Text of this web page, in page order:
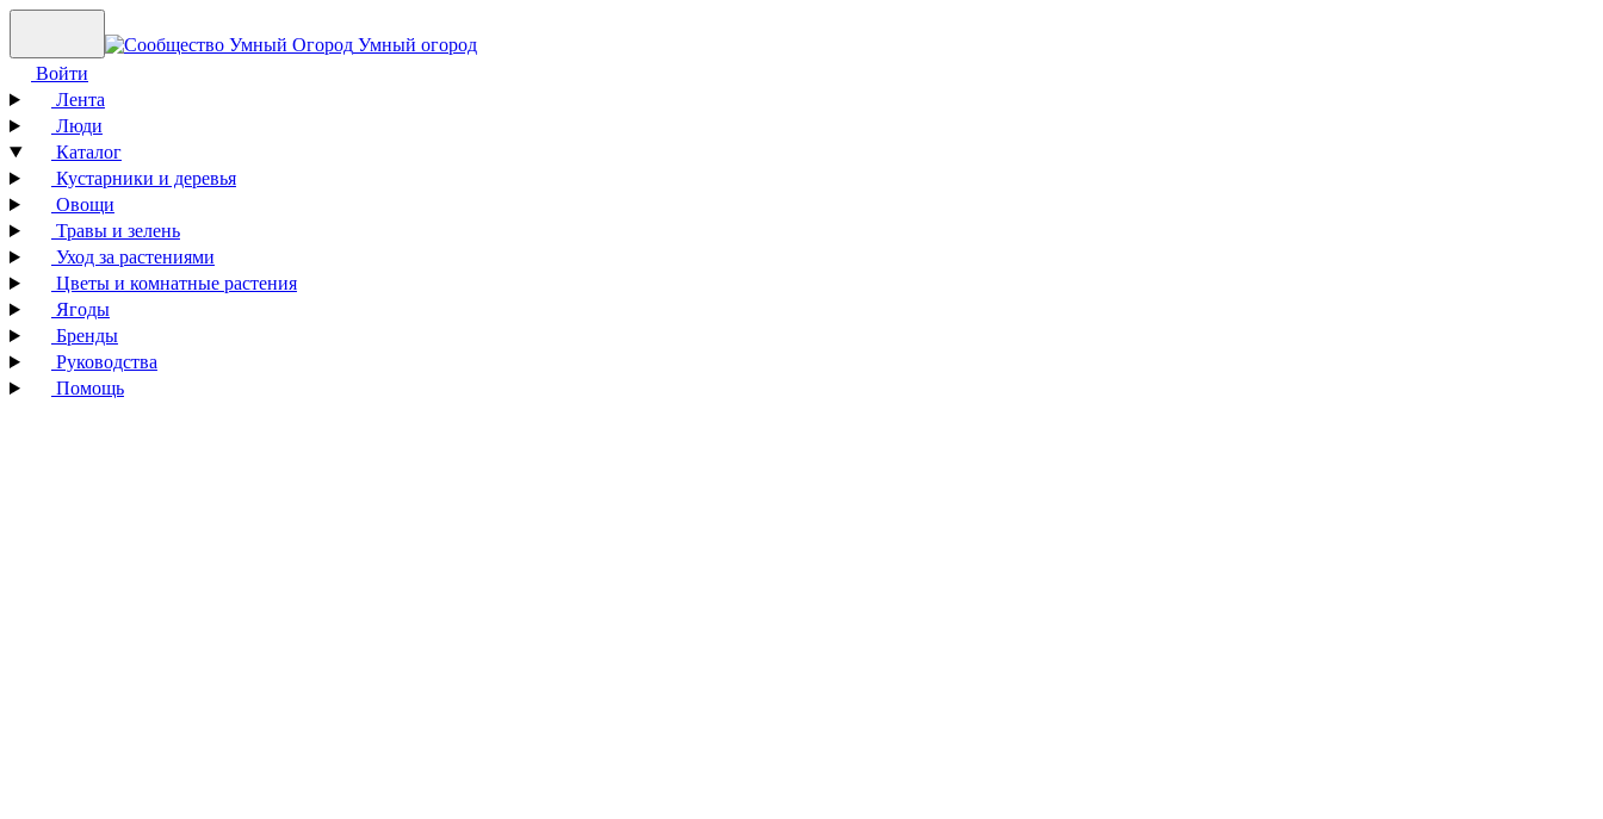
Умный огород
Войти
Лента
Люди
Каталог
Кустарники и деревья
Овощи
Травы и зелень
Уход за растениями
Цветы и комнатные растения
Ягоды
Бренды
Руководства
Помощь